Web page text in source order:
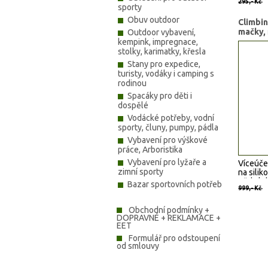
sporty
Obuv outdoor
Outdoor vybavení,
kempink, impregnace,
stolky, karimatky, křesla
Stany pro expedice,
turisty, vodáky i camping s
rodinou
Spacáky pro děti i
dospělé
Vodácké potřeby, vodní
sporty, čluny, pumpy, pádla
Vybavení pro výškové
práce, Arboristika
Vybavení pro lyžaře a
zimní sporty
Bazar sportovních potřeb
Obchodní podmínky +
DOPRAVNÉ + REKLAMACE +
EET
Formulář pro odstoupení
od smlouvy
295,- Kč
na s
Vždy
sněhu
999,- Kč